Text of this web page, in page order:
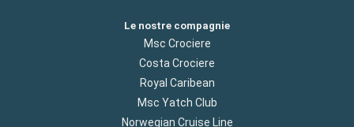
Le nostre compagnie
Msc Crociere
Costa Crociere
Royal Caribean
Msc Yatch Club
Norwegian Cruise Line